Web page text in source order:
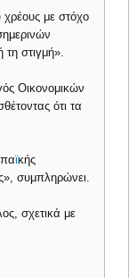
χρέους με στόχο
στιγμή».
Οικονομικών
ότι τα
ϊκής
συμπληρώνει.
σχετικά με